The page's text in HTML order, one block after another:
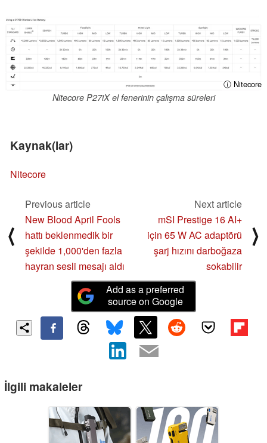
ⓘ Nitecore
Nitecore P27iX el fenerinin çalışma süreleri
Kaynak(lar)
Nitecore
⟨
Previous article
New Blood April Fools
hattı beklenmedik bir
şekilde 1,000'den fazla
hayran sesli mesajı aldı
Next article
mSI Prestige 16 AI+
için 65 W AC adaptörü
şarj hızını darboğaza
sokabilir
⟩
Add as a preferred
source on Google
İlgili makaleler